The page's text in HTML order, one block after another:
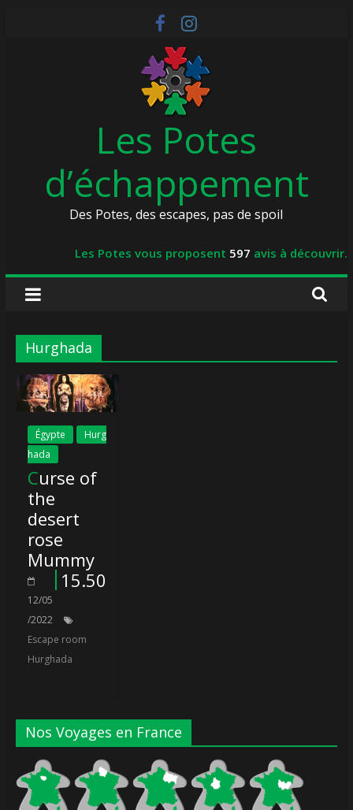
Les Potes
d’échappement
Des Potes, des escapes, pas de spoil
Les Potes vous proposent 597 avis à découvrir.
Hurghada
Égypte
Hurg
hada
Curse of
the
desert
rose
Mummy
15.50
12/05
/2022
Escape room
Hurghada
Nos Voyages en France